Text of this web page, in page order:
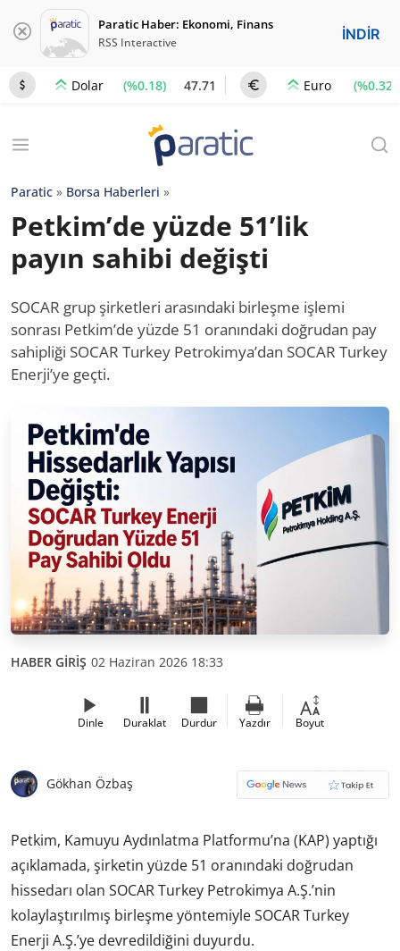
Paratic Haber: Ekonomi, Finans
RSS Interactive İNDİR
Dolar (%0.18) 47.71 Euro (%0.32)
Paratic » Borsa Haberleri »
Petkim’de yüzde 51’lik
payın sahibi değişti
SOCAR grup şirketleri arasındaki birleşme işlemi
sonrası Petkim’de yüzde 51 oranındaki doğrudan pay
sahipliği SOCAR Turkey Petrokimya’dan SOCAR Turkey
Enerji’ye geçti.
HABER GİRİŞ 02 Haziran 2026 18:33
Dinle Duraklat Durdur Yazdır Boyut
Gökhan Özbaş
Petkim, Kamuyu Aydınlatma Platformu’na (KAP) yaptığı
açıklamada, şirketin yüzde 51 oranındaki doğrudan
hissedarı olan SOCAR Turkey Petrokimya A.Ş.’nin
kolaylaştırılmış birleşme yöntemiyle SOCAR Turkey
Enerji A.Ş.’ye devredildiğini duyurdu.